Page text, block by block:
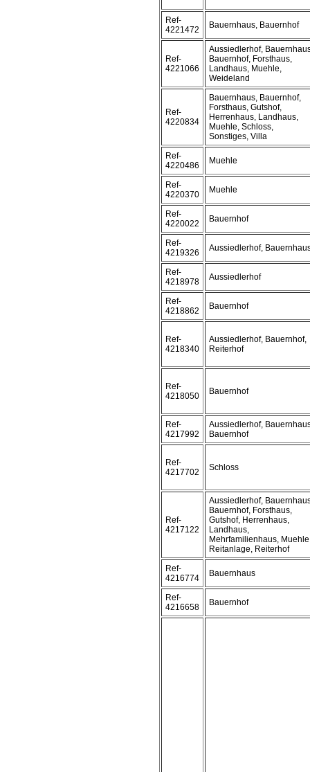
Ref-
4221472
Bauernhaus, Bauernhof
Ref-
4221066
Aussiedlerhof,
Bauernhof, Forsthaus,
Landhaus, Muehle,
Weideland
Ref-
4220834
Bauernhaus, Bauernhof,
Forsthaus, Gutshof,
Herrenhaus, Landhaus,
Muehle, Schloss,
Sonstiges, Villa
Ref-
4220486
Muehle
Ref-
4220370
Muehle
Ref-
4220022
Bauernhof
Ref-
4219326
Aussiedlerhof,
Ref-
4218978
Aussiedlerhof
Ref-
4218862
Bauernhof
Ref-
4218340
Aussiedlerhof, Bauernhof,
Reiterhof
Ref-
4218050
Bauernhof
Ref-
4217992
Aussiedlerhof,
Bauernhof
Ref-
4217702
Schloss
Ref-
4217122
Aussiedlerhof,
Bauernhof, Forsthaus,
Gutshof, Herrenhaus,
Landhaus,
Mehrfamilienhaus,
Reitanlage, Reiterhof
Ref-
4216774
Bauernhaus
Ref-
4216658
Bauernhof